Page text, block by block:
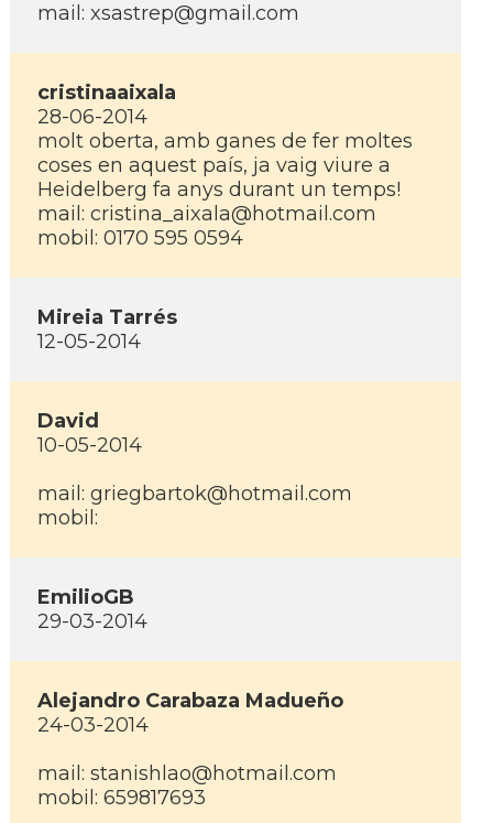
mail: xsastrep@gmail.com
cristinaaixala
28-06-2014
molt oberta, amb ganes de fer moltes
coses en aquest paí­s, ja vaig viure a
Heidelberg fa anys durant un temps!
mail: cristina_aixala@hotmail.com
mobil: 0170 595 0594
Mireia Tarrés
12-05-2014
David
10-05-2014
mail: griegbartok@hotmail.com
mobil:
EmilioGB
29-03-2014
Alejandro Carabaza Madueño
24-03-2014
mail: stanishlao@hotmail.com
mobil: 659817693